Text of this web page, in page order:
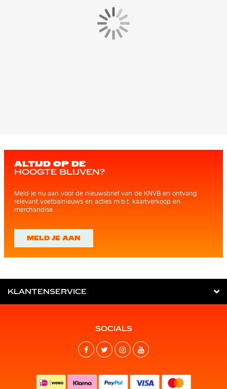
ALTIJD OP DE
HOOGTE BLIJVEN?
Meld je nu aan voor de nieuwsbrief van de KNVB en ontvang
relevant voetbalnieuws en acties m.b.t. kaartverkoop en
merchandise.
MELD JE AAN
KLANTENSERVICE
SOCIALS